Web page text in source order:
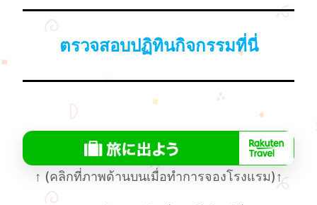
ตรวจสอบปฏิทินกิจกรรมที่นี่
↑ (คลิกที่ภาพด้านบนเมื่อทําการจองโรงแรม)↑